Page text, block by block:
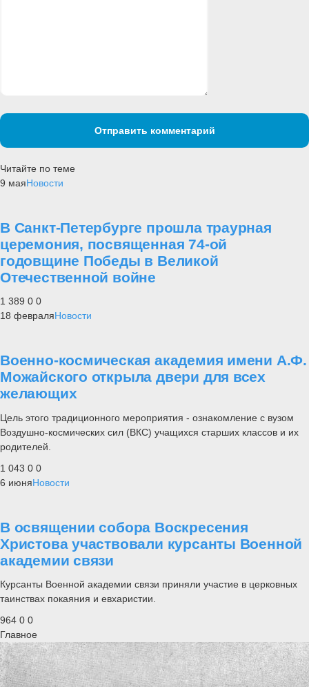
Отправить комментарий
Читайте по теме
9 маяНовости
В Санкт-Петербурге прошла траурная
церемония, посвященная 74-ой
годовщине Победы в Великой
Отечественной войне
1 389 0 0
18 февраляНовости
Военно-космическая академия имени А.Ф.
Можайского открыла двери для всех
желающих
Цель этого традиционного мероприятия - ознакомление с вузом
Воздушно-космических сил (ВКС) учащихся старших классов и их
родителей.
1 043 0 0
6 июняНовости
В освящении собора Воскресения
Христова участвовали курсанты Военной
академии связи
Курсанты Военной академии связи приняли участие в церковных
таинствах покаяния и евхаристии.
964 0 0
Главное